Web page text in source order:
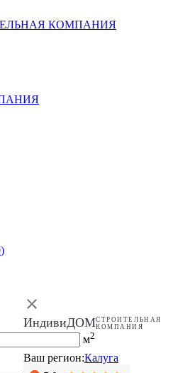
КОМПАНИЯ
)
ИндивиДОМСТРОИТЕЛЬНАЯ
КОМПАНИЯ
Ваш регион:Калуга
м2